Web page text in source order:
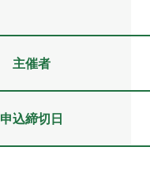
主催者
申込締切日